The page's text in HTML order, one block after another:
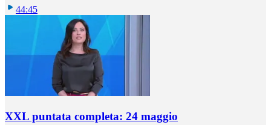
44:45
XXL puntata completa: 24 maggio